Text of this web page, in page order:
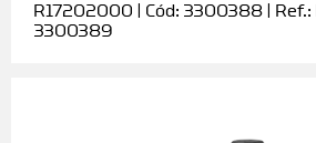
R17202000 | Cód: 3300388 | Ref.:
3300389